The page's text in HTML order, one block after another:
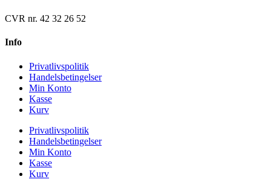
CVR nr. 42 32 26 52
Info
Privatlivspolitik
Handelsbetingelser
Min Konto
Kasse
Kurv
Privatlivspolitik
Handelsbetingelser
Min Konto
Kasse
Kurv